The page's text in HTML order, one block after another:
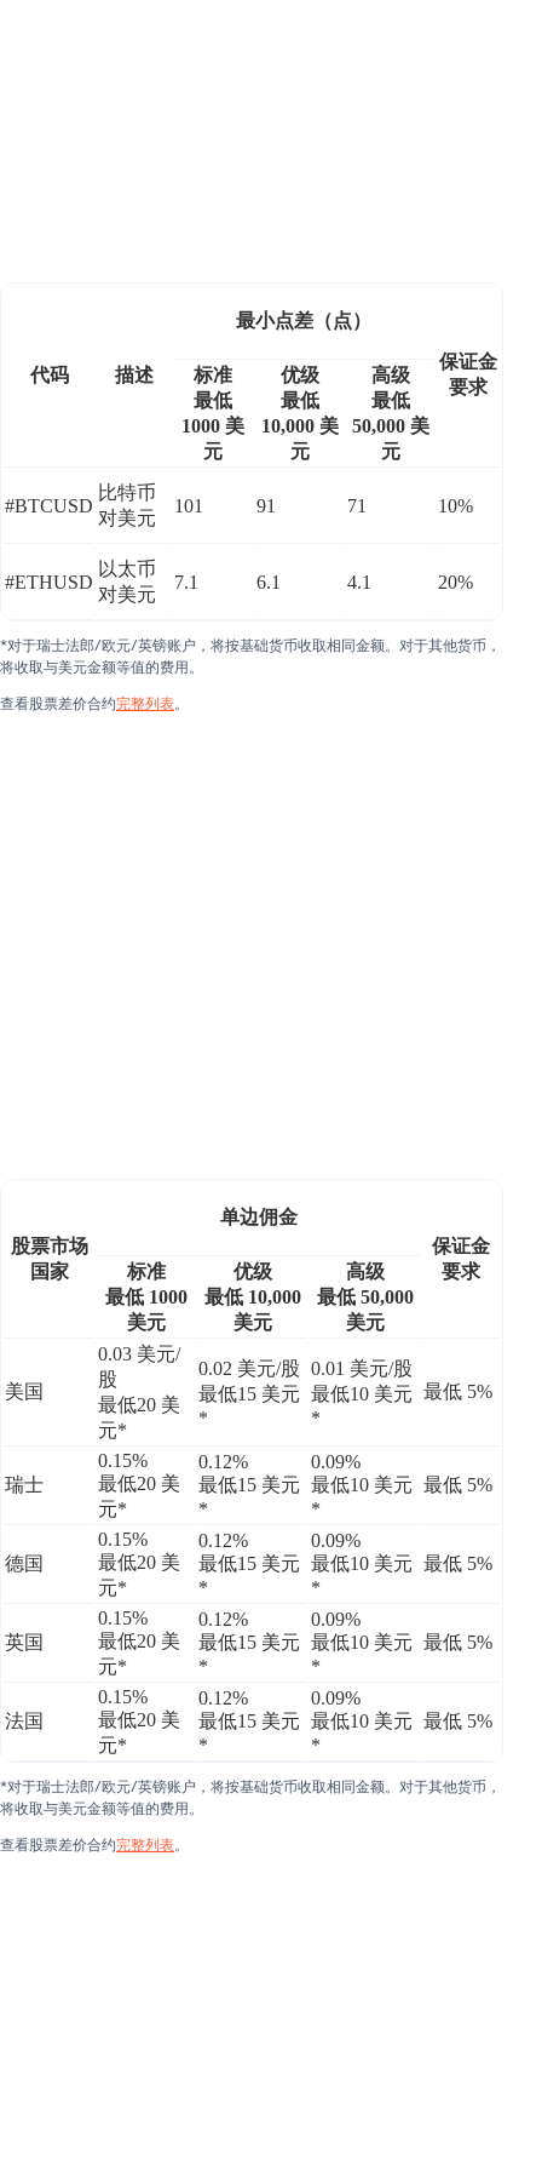
代码 描述
最小点差（点）
保证金
要求
标准
最低
1000 美
元
优级
最低
10,000 美
元
高级
最低
50,000 美
元
#BTCUSD
比特币
对美元
101 91 71 10%
#ETHUSD
以太币
对美元
7.1 6.1 4.1 20%
*对于瑞士法郎/欧元/英镑账户，将按基础货币收取相同金额。对于其他货币，
将收取与美元金额等值的费用。
查看股票差价合约完整列表。
股票市场
国家
单边佣金
保证金
要求
标准
最低 1000
美元
优级
最低 10,000
美元
高级
最低 50,000
美元
美国
0.03 美元/
股
最低20 美
元*
0.02 美元/股
最低15 美元
*
0.01 美元/股
最低10 美元
*
最低 5%
瑞士
0.15%
最低20 美
元*
0.12%
最低15 美元
*
0.09%
最低10 美元
*
最低 5%
德国
0.15%
最低20 美
元*
0.12%
最低15 美元
*
0.09%
最低10 美元
*
最低 5%
英国
0.15%
最低20 美
元*
0.12%
最低15 美元
*
0.09%
最低10 美元
*
最低 5%
法国
0.15%
最低20 美
元*
0.12%
最低15 美元
*
0.09%
最低10 美元
*
最低 5%
*对于瑞士法郎/欧元/英镑账户，将按基础货币收取相同金额。对于其他货币，
将收取与美元金额等值的费用。
查看股票差价合约完整列表。